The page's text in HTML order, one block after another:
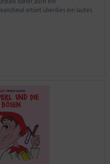
ertönt überdies ein lautes